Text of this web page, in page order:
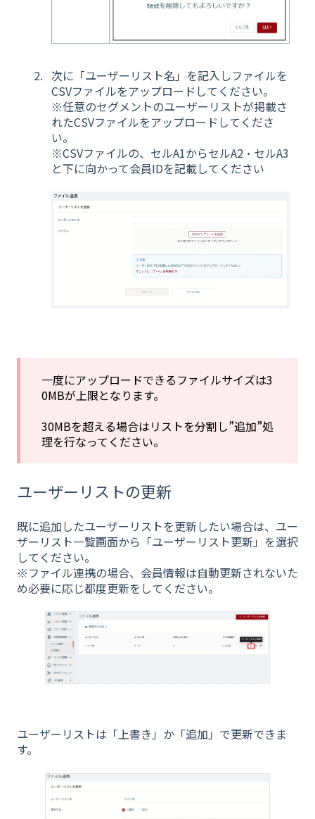
次に「ユーザーリスト名」を記入しファイルを
CSVファイルをアップロードしてください。
※任意のセグメントのユーザーリストが掲載さ
れたCSVファイルをアップロードしてくださ
い。
※CSVファイルの、セルA1からセルA2・セルA3
と下に向かって会員IDを記載してください
一度にアップロードできるファイルサイズは3
0MBが上限となります。
30MBを超える場合はリストを分割し”追加”処
理を行なってください。
ユーザーリストの更新
既に追加したユーザーリストを更新したい場合は、ユー
ザーリスト一覧画面から「ユーザーリスト更新」を選択
してください。
※ファイル連携の場合、会員情報は自動更新されないた
め必要に応じ都度更新をしてください。
ユーザーリストは「上書き」か「追加」で更新できま
す。